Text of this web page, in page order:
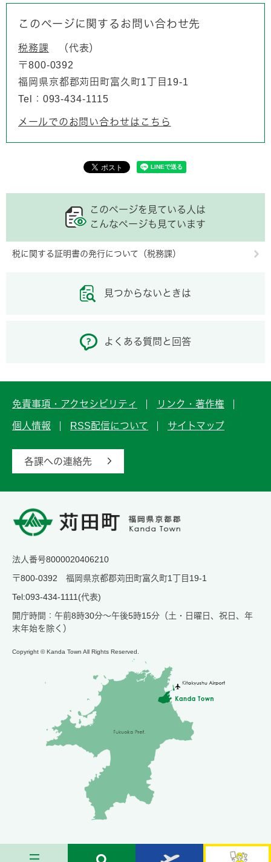
このページに関するお問い合わせ先
税務課
代表
〒800-0392
福岡県京都郡苅田町富久町1丁目19-1
Tel：093-434-1115
メールでのお問い合わせはこちら
このページを見ている人は
こんなページも見ています
税に関する証明書の発行について（税務課）
見つからないときは
よくある質問と回答
免責事項・アクセシビリティ リンク・著作権
個人情報 RSS配信について サイトマップ
各課への連絡先
法人番号8000020406210
〒800-0392 福岡県京都郡苅田町富久町1丁目19-1
Tel:093-434-1111(代表)
開庁時間：午前8時30分～午後5時15分（土・日曜日、祝日、年
末年始を除く）
Copyright © Kanda Town All Rights Reserved.